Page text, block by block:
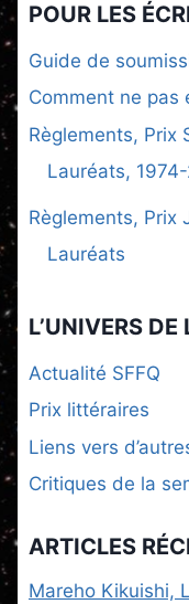
POUR LES
Guide de
Comment ne pas
Règlements, Prix
Lauréats,
Règlements, Prix
Lauréats
L’UNIVERS DE
Actualité SFFQ
Prix littéraires
Liens vers
Critiques de la
ARTICLES
Mareho Kikuishi,